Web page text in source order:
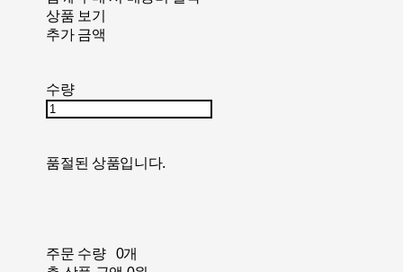
상품 보기
추가 금액
수량
품절된 상품입니다.
주문 수량
0개